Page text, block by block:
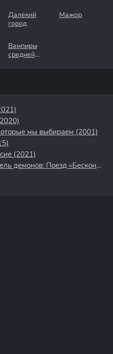
Далёкий
город
Мажор
Вампиры
средней
мы выбираем (2001)
(2021)
Истребитель демонов: Поезд «Бесконечный» (2021)